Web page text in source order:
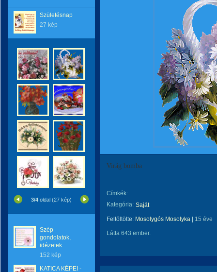
Születésnap
27 kép
3/4 oldal (27 kép)
Szép
gondolatok,
idézetek...
152 kép
KATICA KÉPEI -
Virág bomba
Címkék:
Kategória: Saját
Feltöltötte: Mosolygós Mosolyka 15 éve
Látta 643 ember.